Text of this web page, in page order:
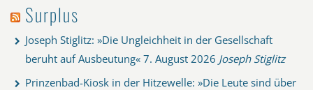
Surplus
Joseph Stiglitz: »Die Ungleichheit in der Gesellschaft
beruht auf Ausbeutung« 7. August 2026 Joseph Stiglitz
Prinzenbad-Kiosk in der Hitzewelle: »Die Leute sind über